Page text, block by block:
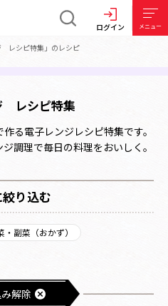
ログイン メニュー
レシピ特集」のレシピ
レシピ特集
る電子レンジレシピ特集です。
調理で毎日の料理をおいしく。
り込む
・副菜（おかず）
解除